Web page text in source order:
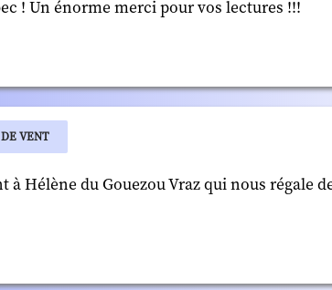
! Un énorme merci pour vos lectures !!!
VENT
Hélène du Gouezou Vraz qui nous régale